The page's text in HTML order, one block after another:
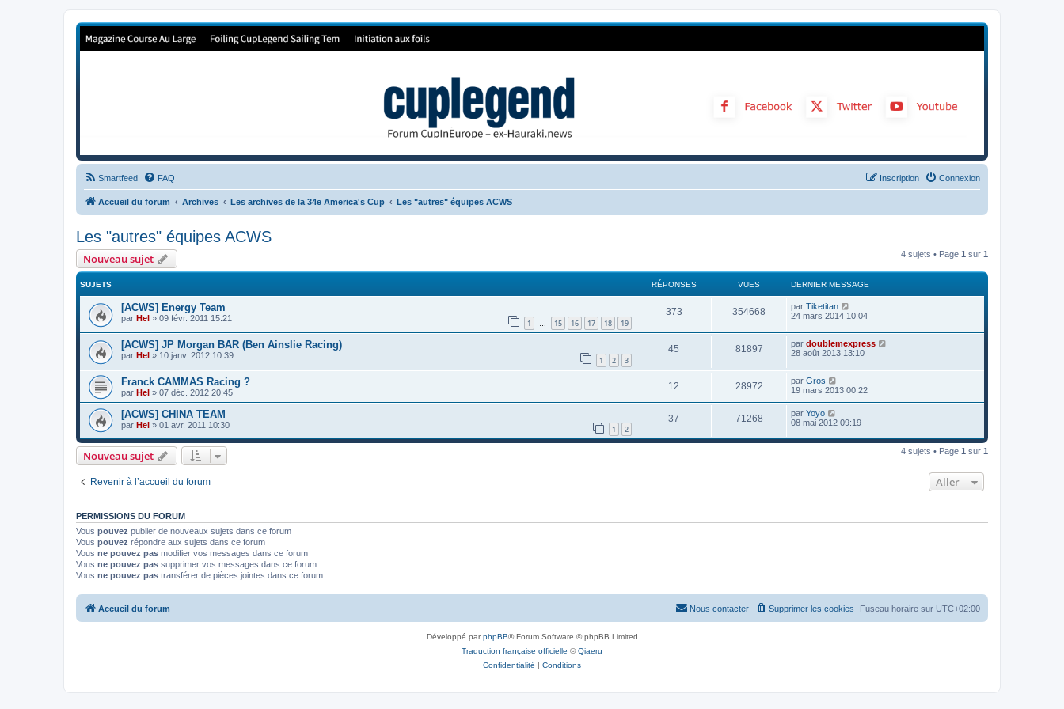
Forum de Cup In Europe
Smartfeed FAQ Connexion
Inscription
Accueil du forum Archives Les archives de la 34e America's Cup Les "autres" équipes ACWS
Les "autres" équipes ACWS
Nouveau sujet 4 sujets • Page 1 sur 1
SUJETS RÉPONSES VUES DERNIER MESSAGE
[ACWS] Energy Team
par Hel » 09 févr. 2011 15:21 1 … 15 16 17 18 19
373 354668 par Tiketitan
24 mars 2014 10:04
[ACWS] JP Morgan BAR (Ben Ainslie Racing)
par Hel » 10 janv. 2012 10:39 1 2 3
45 81897 par doublemexpress
28 août 2013 13:10
Franck CAMMAS Racing ?
par Hel » 07 déc. 2012 20:45
12 28972 par Gros
19 mars 2013 00:22
[ACWS] CHINA TEAM
par Hel » 01 avr. 2011 10:30 1 2
37 71268 par Yoyo
08 mai 2012 09:19
Nouveau sujet 4 sujets • Page 1 sur 1
Revenir à l’accueil du forum Aller
PERMISSIONS DU FORUM
Vous pouvez publier de nouveaux sujets dans ce forum
Vous pouvez répondre aux sujets dans ce forum
Vous ne pouvez pas modifier vos messages dans ce forum
Vous ne pouvez pas supprimer vos messages dans ce forum
Vous ne pouvez pas transférer de pièces jointes dans ce forum
Accueil du forum Fuseau horaire sur UTC+02:00
Supprimer les cookies
Nous contacter
Développé parphpBB® Forum Software © phpBB Limited
Traduction française officielle ©Qiaeru
Confidentialité | Conditions